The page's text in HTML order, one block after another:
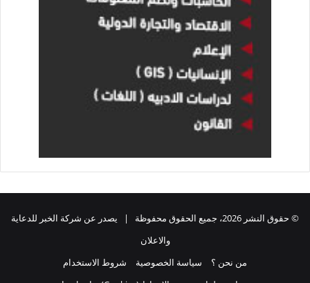
© حقوق النشر 2026، جميع الحقوق محفوظة | يصدر عن شركة الخبر للدعاية
والاعلان
من نحن ؟
سياسة الخصوصية
شروط الاستخدام